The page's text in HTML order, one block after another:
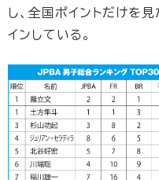
し、全国ポイントだけを
インしている。